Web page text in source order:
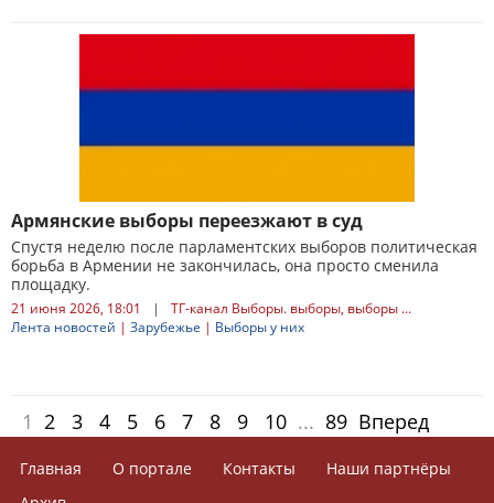
Армянские выборы переезжают в суд
Спустя неделю после парламентских выборов политическая
борьба в Армении не закончилась, она просто сменила
площадку.
21 июня 2026, 18:01 |
ТГ-канал Выборы. выборы, выборы ...
Лента новостей | Зарубежье | Выборы у них
1 2 3 4 5 6 7 8 9 10 ... 89 Вперед
Главная О портале Контакты
Наши партнёры